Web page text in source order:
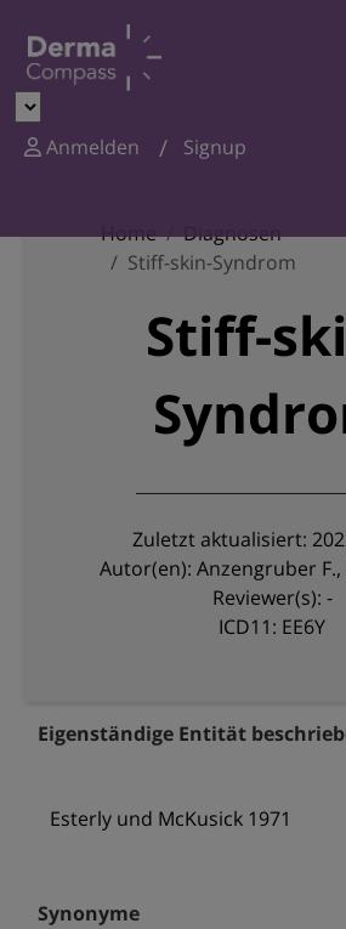
Anmelden Signup
Home
Diagnosen
Stiff-skin-Syndrom
Stiff-
Zuletzt aktualisiert:
Autor(en): Anzengruber F.,
Reviewer(s): -
ICD11: EE6Y
Eigenständige Entität
Esterly und McKusick 1971
Synonyme